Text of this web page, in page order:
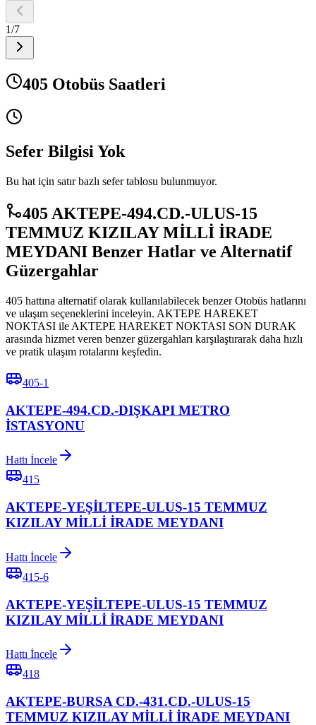
1/7
405 Otobüs Saatleri
Sefer Bilgisi Yok
Bu hat için satır bazlı sefer tablosu bulunmuyor.
405 AKTEPE-494.CD.-ULUS-15
TEMMUZ KIZILAY MİLLİ İRADE
MEYDANI Benzer Hatlar ve Alternatif
Güzergahlar
405 hattına alternatif olarak kullanılabilecek benzer Otobüs hatlarını
ve ulaşım seçeneklerini inceleyin. AKTEPE HAREKET
NOKTASI ile AKTEPE HAREKET NOKTASI SON DURAK
arasında hizmet veren benzer güzergahları karşılaştırarak daha hızlı
ve pratik ulaşım rotalarını keşfedin.
405-1
AKTEPE-494.CD.-DIŞKAPI METRO
İSTASYONU
Hattı İncele
415
AKTEPE-YEŞİLTEPE-ULUS-15 TEMMUZ
KIZILAY MİLLİ İRADE MEYDANI
Hattı İncele
415-6
AKTEPE-YEŞİLTEPE-ULUS-15 TEMMUZ
KIZILAY MİLLİ İRADE MEYDANI
Hattı İncele
418
AKTEPE-BURSA CD.-431.CD.-ULUS-15
TEMMUZ KIZILAY MİLLİ İRADE MEYDANI